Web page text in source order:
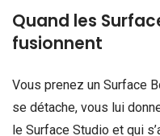
Quand les
fusionnent
Vous prenez un Surface
se détache, vous lui
le Surface Studio et qui